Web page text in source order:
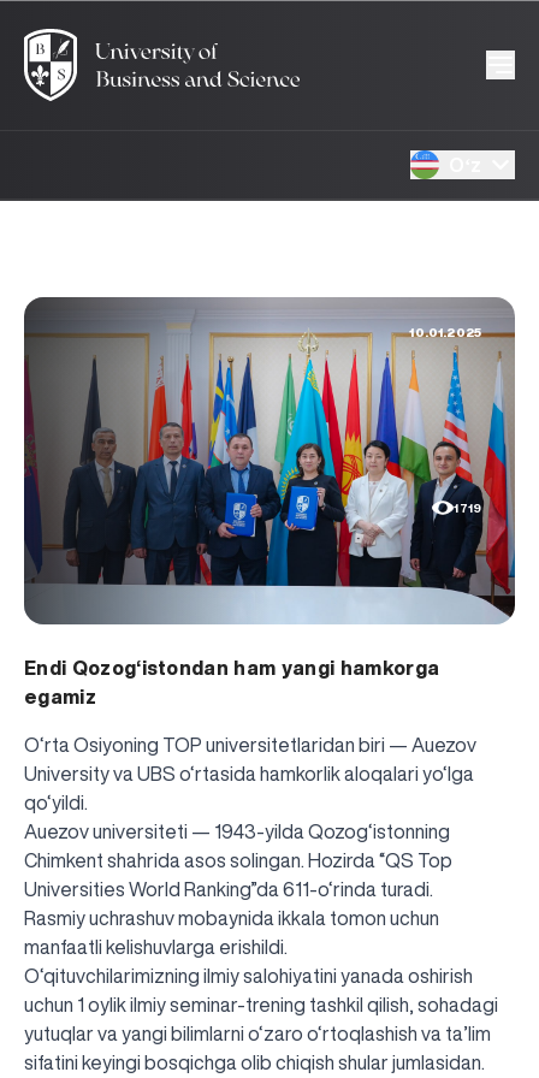
10.01.2025
1719
Endi Qozog‘istondan ham yangi hamkorga
egamiz
O‘rta Osiyoning TOP universitetlaridan biri — Auezov
University va UBS o‘rtasida hamkorlik aloqalari yo‘lga
qo‘yildi.
Auezov universiteti — 1943-yilda Qozog‘istonning
Chimkent shahrida asos solingan. Hozirda “QS Top
Universities World Ranking”da 611-o‘rinda turadi.
Rasmiy uchrashuv mobaynida ikkala tomon uchun
manfaatli kelishuvlarga erishildi.
O‘qituvchilarimizning ilmiy salohiyatini yanada oshirish
uchun 1 oylik ilmiy seminar-trening tashkil qilish, sohadagi
yutuqlar va yangi bilimlarni o‘zaro o‘rtoqlashish va ta’lim
sifatini keyingi bosqichga olib chiqish shular jumlasidan.